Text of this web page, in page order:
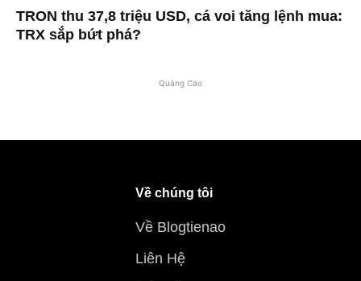
TRON thu 37,8 triệu USD, cá voi tăng lệnh mua:
TRX sắp bứt phá?
Quảng Cáo
Về chúng tôi
Về Blogtienao
Liên Hệ